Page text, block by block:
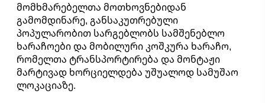
მომხმარებელთა მოთხოვნებიდან
გამომდინარე, განსაკუთრებული
პოპულარობით სარგებლობს სამშენებლო
ხარაჩოები და მობილური კოშკურა ხარაჩო,
რომელთა ტრანსპორტირება და მონტაჟი
მარტივად ხორციელდება უშუალოდ სამუშაო
ლოკაციაზე.